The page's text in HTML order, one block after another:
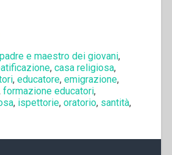
e maestro dei giovani,
, casa religiosa,
, educatore, emigrazione,
formazione educatori,
, ispettorie, oratorio, santità,